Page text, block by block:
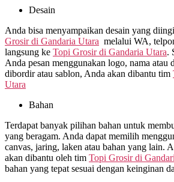
Desain
Anda bisa menyampaikan desain yang
Grosir di Gandaria Utara melalui WA,
langsung ke Topi Grosir di Gandaria Utara.
Anda pesan menggunakan logo, nama atau
dibordir atau sablon, Anda akan dibantu tim
Utara
Bahan
Terdapat banyak pilihan bahan untuk
yang beragam. Anda dapat memilih
canvas, jaring, laken atau bahan yang lain.
akan dibantu oleh tim Topi Grosir di
bahan yang tepat sesuai dengan keinginan